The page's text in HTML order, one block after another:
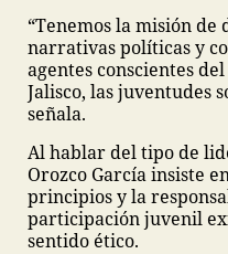
“Tenemos la misión
narrativas políticas y
agentes conscientes
Jalisco, las juventudes
señala.
Al hablar del tipo de
Orozco García insiste
principios y la
participación juvenil
sentido ético.